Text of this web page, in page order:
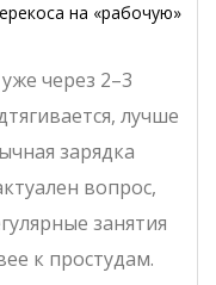
на «рабочую»
через 2–3
лучше
зарядка
вопрос,
занятия
к простудам.